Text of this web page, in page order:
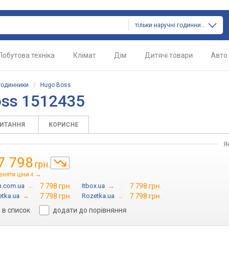
тільки наручні годинники
техніка Клімат Дім Дитячі товари Авто
/ Hugo Boss
1512435
КОРИСНЕ
798 грн.
ціни 4 →
→ 7 798 грн. Itbox.ua → 7 798 грн.
→ 7 798 грн. Rozetka.ua →
7 798 грн.
в список
додати до порівняння